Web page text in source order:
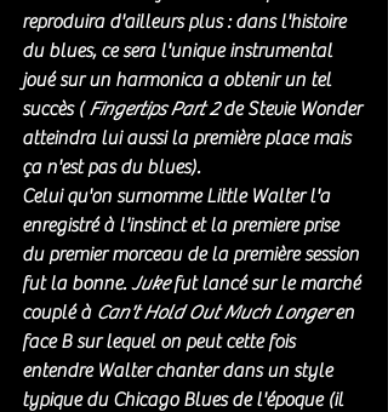
reproduira d'ailleurs plus : dans l'histoire
du blues, ce sera l'unique instrumental
joué sur un harmonica a obtenir un tel
succès ( Fingertips Part 2 de Stevie Wonder
atteindra lui aussi la première place mais
ça n'est pas du blues).
Celui qu'on surnomme Little Walter l'a
enregistré à l'instinct et la premiere prise
du premier morceau de la première session
fut la bonne. Juke fut lancé sur le marché
couplé à Can't Hold Out Much Longer en
face B sur lequel on peut cette fois
entendre Walter chanter dans un style
typique du Chicago Blues de l'époque (il